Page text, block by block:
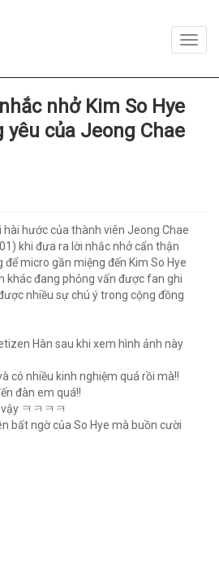
nhở Kim So Hye
yêu của Jeong Chae
hài hước của thành viên Jeong Chae
khi đưa ra lời nhắc nhở cẩn thận
để micro gần miệng đến Kim So Hye
khác đang phỏng vấn được fan ghi
nhiều sự chú ý trong cộng đồng
Hàn sau khi xem hình ảnh này
có nhiều kinh nghiệm quá rồi mà!!
đàn em quá!!
ㅋㅋㅋㅋ
bất ngờ của So Hye mà buồn cười